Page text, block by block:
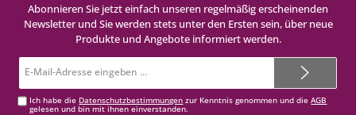
Abonnieren Sie jetzt einfach unseren regelmäßig erscheinenden
Newsletter und Sie werden stets unter den Ersten sein, über neue
Produkte und Angebote informiert werden.
Mail-
Ich habe die Datenschutzbestimmungen zur Kenntnis genommen und dieAGB
gelesen und bin mit ihnen einverstanden.